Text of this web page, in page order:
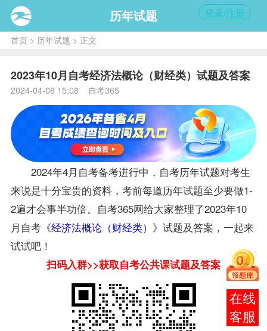
报考
咨询
历年试题 登录/注册
首页> 历年试题 > 正文
2023年10月自考经济法概论（财经类）试题及答案
2024-04-08 15:08 自考365
2024年4月自考备考进行中，自考历年试题对考生
来说是十分宝贵的资料，考前每道历年试题至少要做1-
2遍才会事半功倍。自考365网给大家整理了2023年10
月自考《经济法概论（财经类） 》试题及答案，一起来
试试吧！
扫码入群>>获取自考公共课试题及答案